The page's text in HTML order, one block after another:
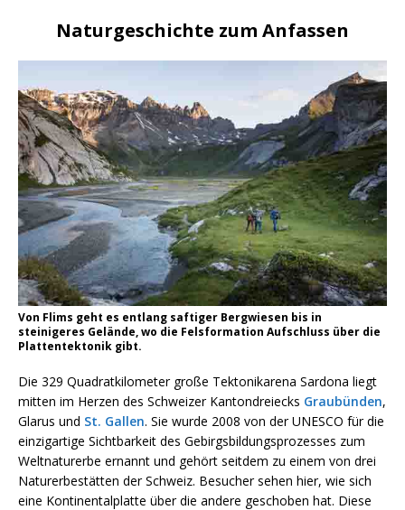
Naturgeschichte zum Anfassen
Von Flims geht es entlang saftiger Bergwiesen bis in
steinigeres Gelände, wo die Felsformation Aufschluss über die
Plattentektonik gibt.
Die 329 Quadratkilometer große Tektonikarena Sardona liegt
mitten im Herzen des Schweizer Kantondreiecks Graubünden,
Glarus und St. Gallen. Sie wurde 2008 von der UNESCO für die
einzigartige Sichtbarkeit des Gebirgsbildungsprozesses zum
Weltnaturerbe ernannt und gehört seitdem zu einem von drei
Naturerbestätten der Schweiz. Besucher sehen hier, wie sich
eine Kontinentalplatte über die andere geschoben hat. Diese